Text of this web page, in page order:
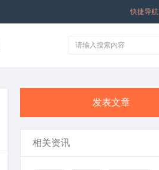
快捷导航
发表文章
相关资讯